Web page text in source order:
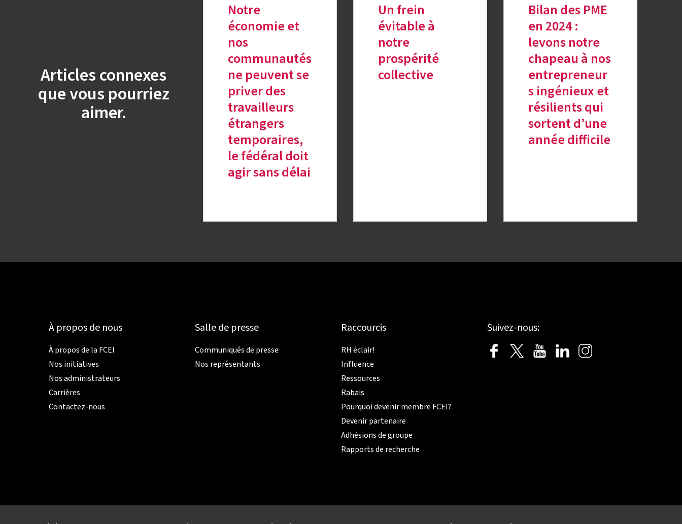
Articles connexes
que vous pourriez
aimer.
Notre
économie et
nos
communautés
ne peuvent se
priver des
travailleurs
étrangers
temporaires,
le fédéral doit
agir sans délai
Un frein
évitable à
notre
prospérité
collective
Bilan des PME
en 2024 :
levons notre
chapeau à nos
entrepreneur
s ingénieux et
résilients qui
sortent d’une
année difficile
À propos de nous
À propos de la FCEI
Nos initiatives
Nos administrateurs
Carrières
Contactez-nous
Salle de presse
Communiqués de presse
Nos représentants
Raccourcis
RH éclair!
Influence
Ressources
Rabais
Pourquoi devenir membre FCEI?
Devenir partenaire
Adhésions de groupe
Rapports de recherche
Suivez-nous: